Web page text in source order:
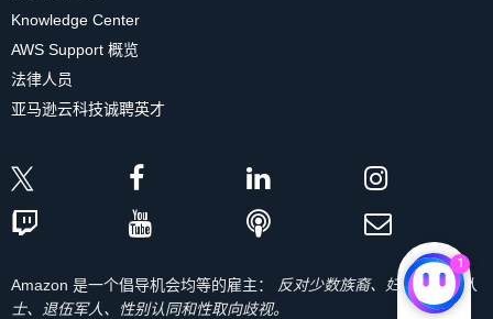
Knowledge Center
AWS Support 概览
法律人员
亚马逊云科技诚聘英才
Amazon 是一个倡导机会均等的雇主：
反对少数族裔、妇女、残疾人
士、退伍军人、性别认同和性取向歧视。
1